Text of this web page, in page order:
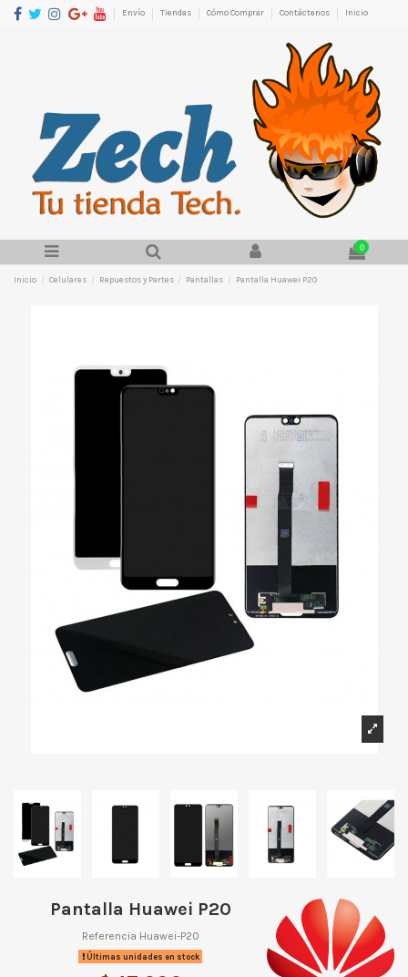
Envío Tiendas Cómo Comprar Contáctenos Inicio
0
Inicio Celulares Repuestos y Partes Pantallas Pantalla Huawei P20
Pantalla Huawei P20
Referencia Huawei-P20
Últimas unidades en stock